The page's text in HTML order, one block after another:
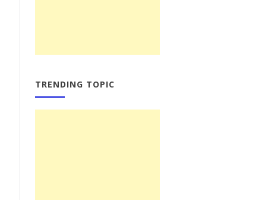
TRENDING TOPIC